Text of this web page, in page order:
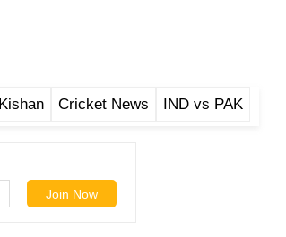
Cricket News IND vs PAK